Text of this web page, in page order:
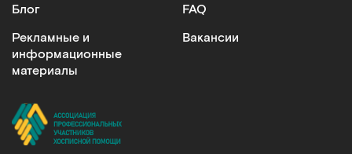
Блог
Рекламные и
информационные
материалы
FAQ
Вакансии